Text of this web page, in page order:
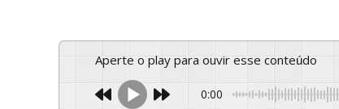
Aperte o play para ouvir esse conteúdo
0:00